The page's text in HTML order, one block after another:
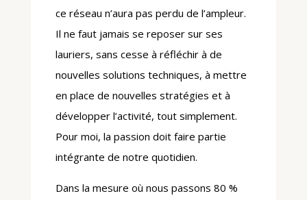
ce réseau n’aura pas perdu de l’ampleur.
Il ne faut jamais se reposer sur ses
lauriers, sans cesse à réfléchir à de
nouvelles solutions techniques, à mettre
en place de nouvelles stratégies et à
développer l’activité, tout simplement.
Pour moi, la passion doit faire partie
intégrante de notre quotidien.
Dans la mesure où nous passons 80 %